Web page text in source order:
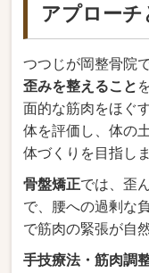
アプローチ
つつじが岡整骨院
歪みを整えること
面的な筋肉をほぐ
体を評価し、体の
体づくりを目指しま
骨盤矯正では、歪
で、腰への過剰な
で筋肉の緊張が自
手技療法・筋肉調